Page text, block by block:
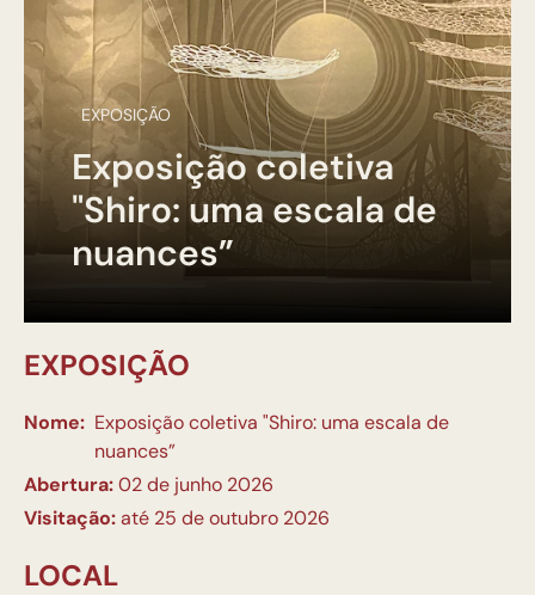
EXPOSIÇÃO
Exposição coletiva
"Shiro: uma escala de
nuances”
EXPOSIÇÃO
Nome: Exposição coletiva "Shiro: uma escala de
nuances”
Abertura:02 de junho 2026
Visitação:até 25 de outubro 2026
LOCAL